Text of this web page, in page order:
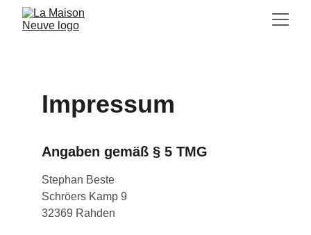
Impressum
Angaben gemäß § 5 TMG
Stephan Beste
Schröers Kamp 9
32369 Rahden